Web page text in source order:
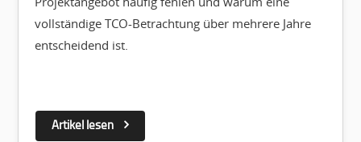
vollständige TCO-Betrachtung über mehrere Jahre
entscheidend ist.
Artikel lesen